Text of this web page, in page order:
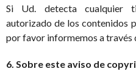
Si Ud. detecta
autorizado de los contenidos
por favor informemos a
6. Sobre este aviso de